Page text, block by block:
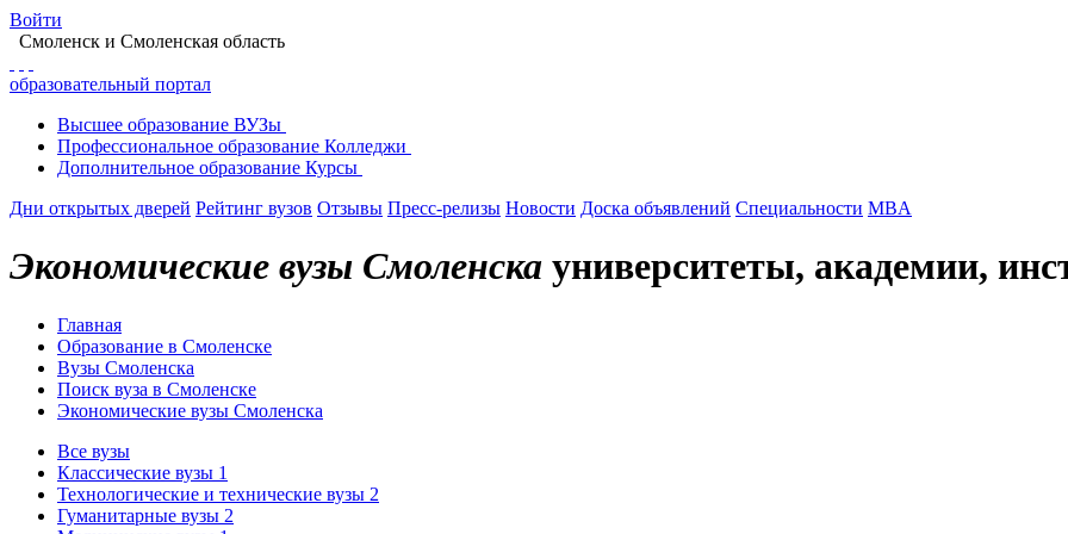
Войти
Смоленск и Смоленская область
образовательный портал
Высшее образование ВУЗы
Профессиональное образование Колледжи
Дополнительное образование Курсы
Дни открытых дверей Рейтинг вузов Отзывы Пресс-релизы Новости Доска объявлений Специальности MBA
Экономические вузы Смоленска университеты, академии,
Главная
Образование в Смоленске
Вузы Смоленска
Поиск вуза в Смоленске
Экономические вузы Смоленска
Все вузы
Классические вузы 1
Технологические и технические вузы 2
Гуманитарные вузы 2